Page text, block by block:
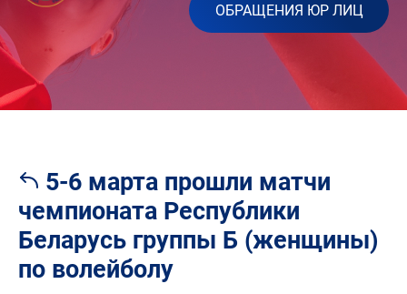
ОБРАЩЕНИЯ ЮР ЛИЦ
5-6 марта прошли матчи
чемпионата Республики
Беларусь группы Б (женщины)
по волейболу